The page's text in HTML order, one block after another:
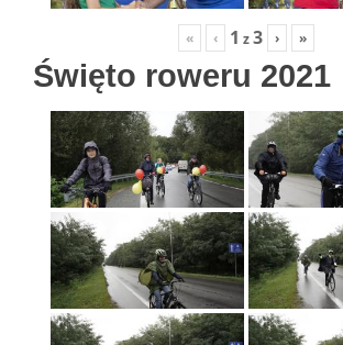
« ‹ 1 z3 › »
Święto roweru 2021